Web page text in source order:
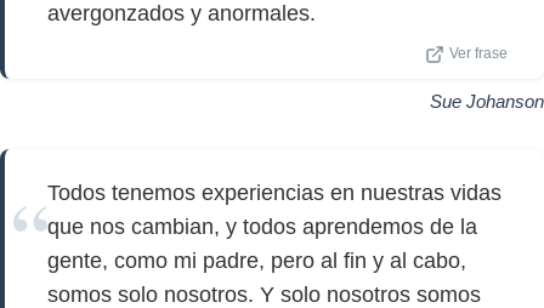
avergonzados y anormales.
Ver frase
Sue Johanson
Todos tenemos experiencias en nuestras vidas
que nos cambian, y todos aprendemos de la
gente, como mi padre, pero al fin y al cabo,
somos solo nosotros. Y solo nosotros somos